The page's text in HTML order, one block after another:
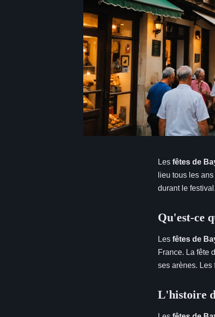
Les fêtes de
lieu tous les
durant le
Qu'est-ce
Les fêtes de
France. La fête
ses arènes. Les
L'histoire